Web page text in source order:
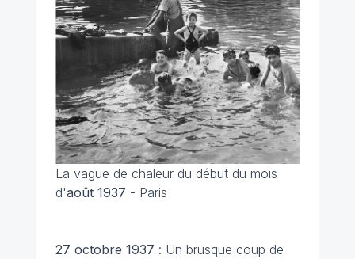
La vague de chaleur du début du mois
d'août 1937 - Paris
27 octobre 1937 : Un brusque coup de